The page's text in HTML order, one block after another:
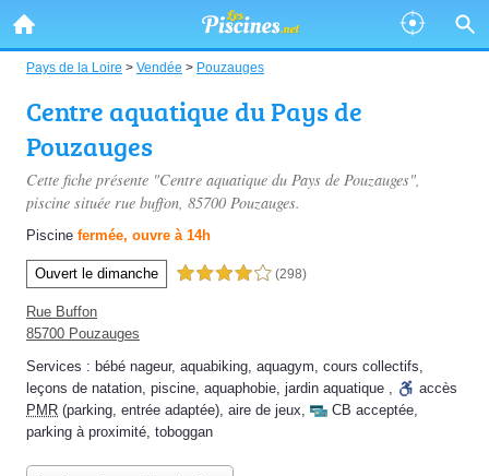
Pays de la Loire > Vendée > Pouzauges
Centre aquatique du Pays de
Pouzauges
Cette fiche présente "Centre aquatique du Pays de Pouzauges",
piscine située rue buffon, 85700 Pouzauges.
Piscine fermée, ouvre à 14h
Ouvert le dimanche 4,0 étoiles sur 5 (298)
Rue Buffon
85700 Pouzauges
Services : bébé nageur, aquabiking, aquagym, cours collectifs,
leçons de natation, piscine, aquaphobie, jardin aquatique ,
accès
PMR (parking, entrée adaptée), aire de jeux, CB acceptée,
parking à proximité, toboggan